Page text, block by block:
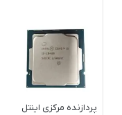
پردازنده مرکزی اینتل